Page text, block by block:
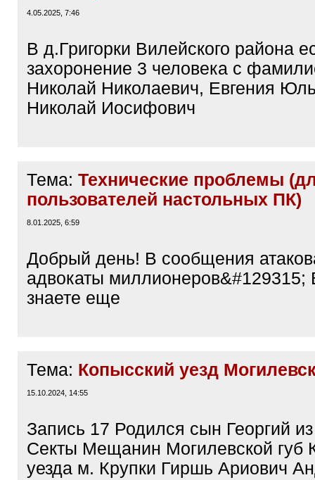
4.05.2025, 7:46
В д.Григорки Вилейского района
захоронение 3 человека с
Николай Николаевич, Евгения
Николай Иосифович
Тема: Технические проблемы
пользователей настольных ПК)
8.01.2025, 6:59
Добрый день! В сообщения
адвокаты миллионеров&#129315;
знаете еще
Тема: Копысский уезд
15.10.2024, 14:55
Запись 17 Родился сын Георгий
Секты Мещанин Могилевской губ
уезда м. Крупки Гиршь Ариович